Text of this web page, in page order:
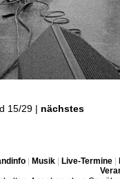
15/29 | nächstes
| Musik| Live-Termine|